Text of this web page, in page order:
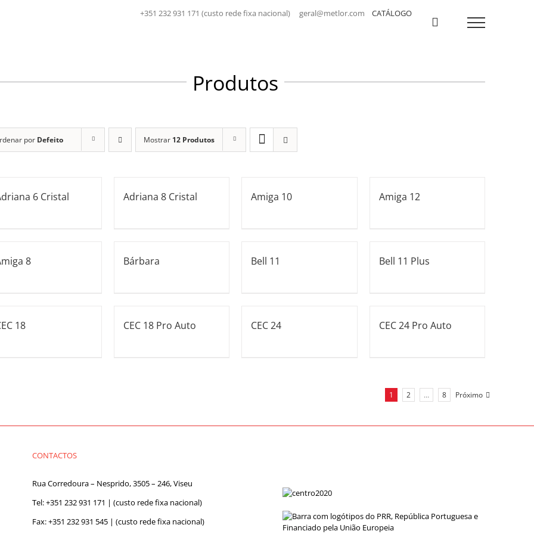
+351 232 931 171 (custo rede fixa nacional) geral@metlor.com CATÁLOGO
Produtos
por Defeito Mostrar 12 Produtos
6 Cristal Adriana 8 Cristal Amiga 10 Amiga 12
8 Bárbara Bell 11 Bell 11 Plus
18 CEC 18 Pro Auto CEC 24 CEC 24 Pro Auto
1 2 … 8 Próximo
CONTACTOS
Rua Corredoura – Nesprido, 3505 – 246, Viseu
Tel:+351 232 931 171 | (custo rede fixa nacional)
Fax: +351 232 931 545 | (custo rede fixa nacional)